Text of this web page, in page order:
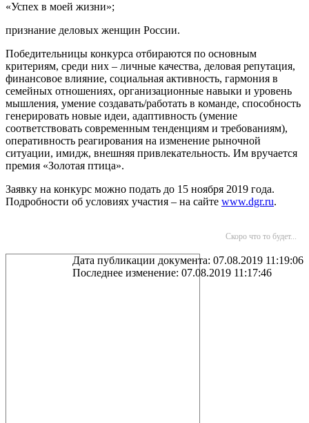
«Успех в моей жизни»;
признание деловых женщин России.
Победительницы конкурса отбираются по основным
критериям, среди них – личные качества, деловая репутация,
финансовое влияние, социальная активность, гармония в
семейных отношениях, организационные навыки и уровень
мышления, умение создавать/работать в команде, способность
генерировать новые идеи, адаптивность (умение
соответствовать современным тенденциям и требованиям),
оперативность реагирования на изменение рыночной
ситуации, имидж, внешняя привлекательность. Им вручается
премия «Золотая птица».
Заявку на конкурс можно подать до 15 ноября 2019 года.
Подробности об условиях участия – на сайте www.dgr.ru.
Скоро что то будет...
Дата публикации документа: 07.08.2019 11:19:06
Последнее изменение: 07.08.2019 11:17:46